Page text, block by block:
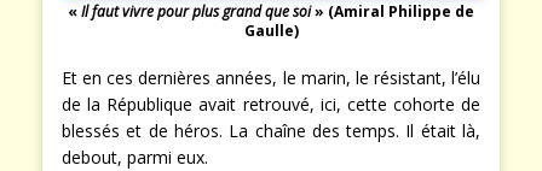
«Il faut vivre pour plus grand que soi» (Amiral Philippe de
Gaulle)
Et en ces dernières années, le marin, le résistant, l’élu
de la République avait retrouvé, ici, cette cohorte de
blessés et de héros. La chaîne des temps. Il était là,
debout, parmi eux.